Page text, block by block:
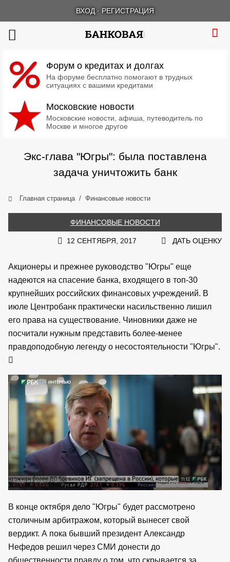
ВХОД · РЕГИСТРАЦИЯ
Форум о кредитах и долгах
На форуме бесплатно помогают в трудных
ситуациях с вашими кредитами
Московские новости
Московские новости, афиша, путеводитель по
Москве и многое другое
Экс-глава "Югры": была поставлена
задача уничтожить банк
Главная страница Финансовые новости
ФИНАНСОВЫЕ НОВОСТИ
12 СЕНТЯБРЯ, 2017 ДАТЬ ОЦЕНКУ
Акционеры и прежнее руководство "Югры" еще
надеются на спасение банка, входящего в топ-30
крупнейших российских финансовых учреждений. В
июле Центробанк практически насильственно лишил
его права на существование. Чиновники даже не
посчитали нужным представить более-менее
правдоподобную легенду о несостоятельности "Югры".
Кадр из видео РБК
В конце октября дело "Югры" будет рассмотрено
столичным арбитражом, который вынесет свой
вердикт. А пока бывший президент Александр
Нефедов решил через СМИ донести до
общественности правду о том, что скрывается за